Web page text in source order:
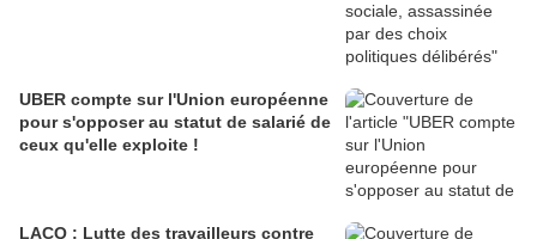
UBER compte sur l'Union européenne
pour s'opposer au statut de salarié de
ceux qu'elle exploite !
LACQ : Lutte des travailleurs contre